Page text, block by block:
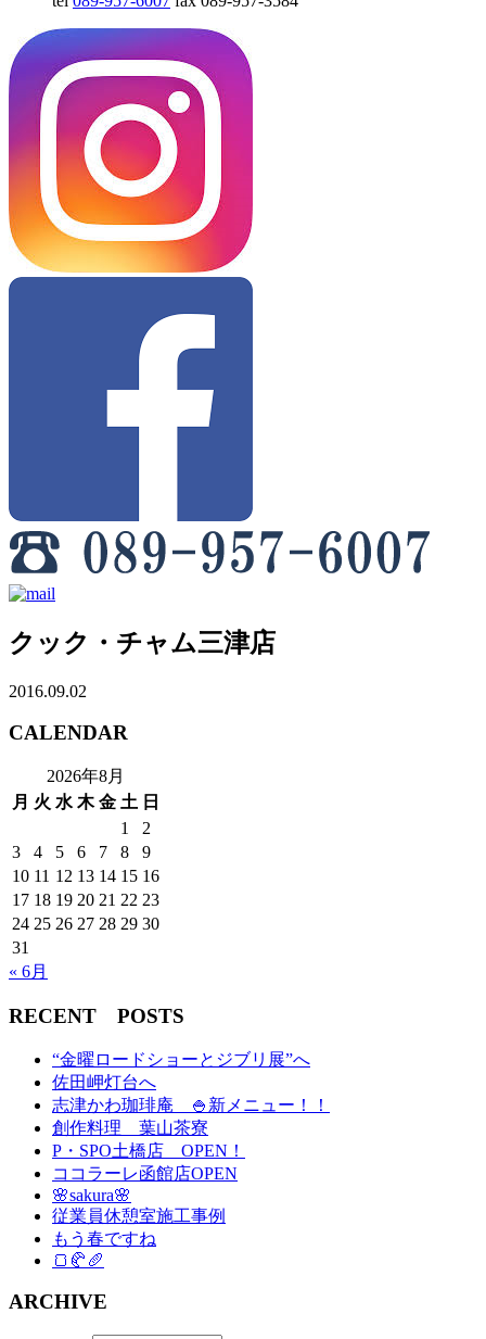
クック・チャム三津店
2016.09.02
CALENDAR
2026年8月
月 火 水 木 金 土 日
1
2
3
4 5 6 7 8
9
10 11 12 13 14 15 16
17 18 19 20 21 22 23
24 25 26 27 28 29 30
31
« 6月
RECENT POSTS
“金曜ロードショーとジブリ展”へ
佐田岬灯台へ
志津かわ珈琲庵 🍚新メニュー！！
創作料理 葉山茶寮
P・SPO土橋店 OPEN！
ココラーレ函館店OPEN
🌸sakura🌸
従業員休憩室施工事例
もう春ですね
🍞🥐🥖
ARCHIVE